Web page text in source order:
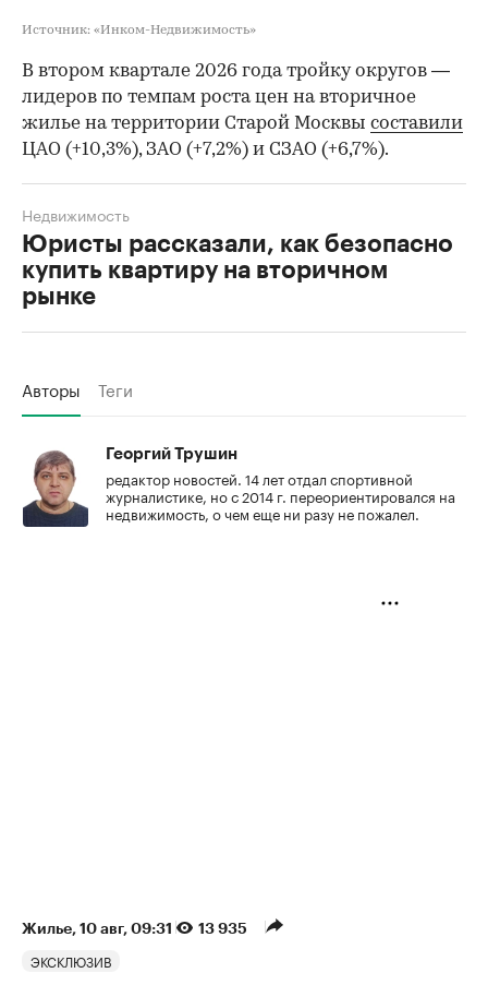
Источник: «Инком-Недвижимость»
В втором квартале 2026 года тройку округов —
лидеров по темпам роста цен на вторичное
жилье на территории Старой Москвы составили
ЦАО (+10,3%), ЗАО (+7,2%) и СЗАО (+6,7%).
Юристы рассказали, как безопасно
купить квартиру на вторичном
рынке
Недвижимость
Авторы Теги
Георгий Трушин
редактор новостей. 14 лет отдал спортивной
журналистике, но с 2014 г. переориентировался на
недвижимость, о чем еще ни разу не пожалел.
Жилье⁠, 10 авг, 09:31 13 935
ЭКСКЛЮЗИВ